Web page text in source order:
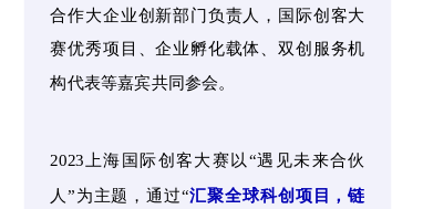
合作大企业创新部门负责人，国际创客大
赛优秀项目、企业孵化载体、双创服务机
构代表等嘉宾共同参会。
2023上海国际创客大赛以“遇见未来合伙
人”为主题，通过“汇聚全球科创项目，链